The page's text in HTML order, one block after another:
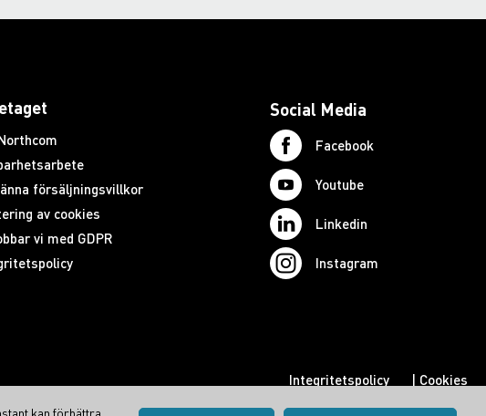
försäljningsvillkor
av cookies
vi med GDPR
Social Media
Facebook
Youtube
Linkedin
Instagram
Integritetspolicy | Cookies
kan förbättra